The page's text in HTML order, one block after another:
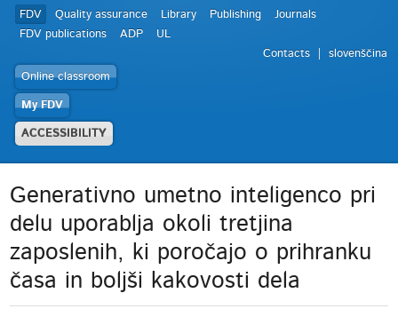
FDV Quality assurance Library Publishing
Journals
FDV publications
ADP
UL
Contacts
slovenščina
Online classroom
My FDV
ACCESSIBILITY
Generativno umetno inteligenco pri
delu uporablja okoli tretjina
zaposlenih, ki poročajo o prihranku
časa in boljši kakovosti dela